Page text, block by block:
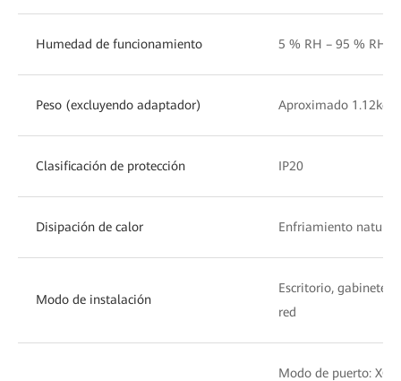
Humedad de funcionamiento 5 % RH – 95 % RH,
Peso (excluyendo adaptador) Aproximado 1.12kg
Clasificación de protección IP20
Disipación de calor Enfriamiento natural
Modo de instalación
Escritorio, gabinete
red
Modo de puerto: